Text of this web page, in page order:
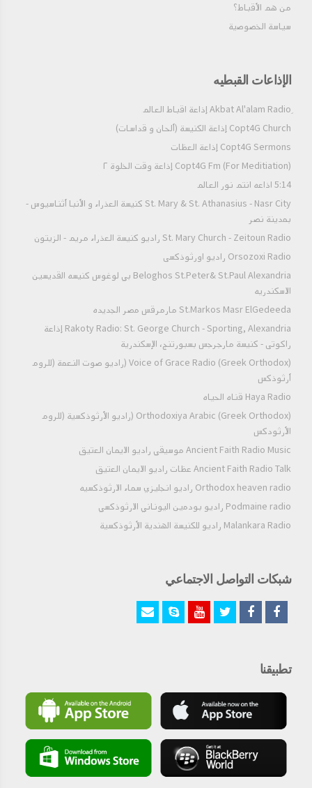
من هم الأقباط؟‎
سياسة الخصوصية
الإذاعات القبطيه
Copt4G Church إذاعة الكنيسة (ألحان و قداسات)
Copt4G Sermons إذاعة العظات
Copt4G Fm (For Meditiation) إذاعة وقت الخلوة ٢
5:14 اذاعه انتم نور العالم
St. Mary & St. Athanasius - Nasr City كنيسة العذراء و الأنبا أثناسيوس -
بمدينة نصر
St. Mary Church - Zeitoun Radio راديو كنيسة العذراء مريم - الزيتون
Orsozoxi Radio راديو اورثوذكسى
Beloghos St.Peter& St.Paul Alexandria بي لوغوس كنيسه القديسين
الاسكندريه
St.Markos Masr ElGedeeda مارمرقس مصر الجديده
Rakoty Radio: St. George Church - Sporting, Alexandria إذاعة
راكوتى - كنيسة مارجرجس بسبورتنج، الإسكندرية
Voice of Grace Radio (Greek Orthodox) (راديو صوت النعمة (للروم
أرثوذكس
Haya Radio قناه الحياه
Orthodoxiya Arabic (Greek Orthodox) (راديو الأرثوذكسية (للروم
الأرثودكس
Ancient Faith Radio Music موسيقي راديو الايمان العتيق
Ancient Faith Radio Talk عظات راديو الايمان العتيق
Orthodox heaven radio راديو انجليزي سماء الارثوذكسيه
Podmaine radio راديو بودمين اليوناني الارثوذكسي
Malankara Radio راديو للكنيسة الهندية الأرثوذكسية
شبكات التواصل الاجتماعي
تطبيقنا